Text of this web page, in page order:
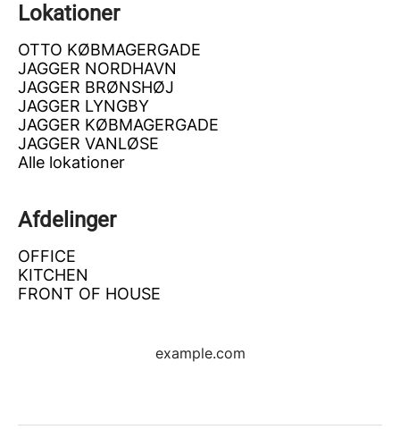
Lokationer
OTTO KØBMAGERGADE
JAGGER NORDHAVN
JAGGER BRØNSHØJ
JAGGER LYNGBY
JAGGER KØBMAGERGADE
JAGGER VANLØSE
Alle lokationer
Afdelinger
OFFICE
KITCHEN
FRONT OF HOUSE
example.com